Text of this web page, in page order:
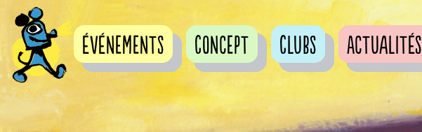
événements Concept Clubs Actualités